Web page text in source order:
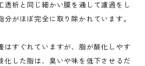
透析と同じ細かい膜を通して濾過をし
分がほぼ完全に取り除かれています。
はすぐれていますが、脂が酸化しやす
化した脂は、臭いや味を低下させるだ